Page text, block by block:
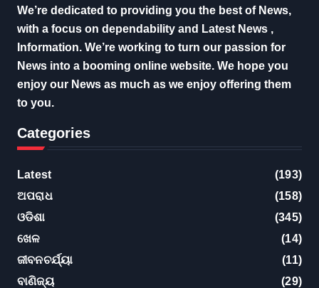
We’re dedicated to providing you the best of News,
with a focus on dependability and Latest News ,
Information. We’re working to turn our passion for
News into a booming online website. We hope you
enjoy our News as much as we enjoy offering them
to you.
Categories
Latest
(193)
ଅପରାଧ
(158)
ଓଡିଶା
(345)
ଖେଳ
(14)
ଜୀବନଚର୍ଯ୍ୟା
(11)
ବାଣିଜ୍ୟ
(29)